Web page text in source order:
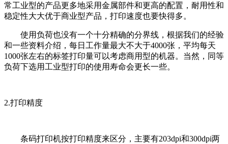
常工业型的产品更多地采用金属部件和更高的配置，耐用性和
稳定性大大优于商业型产品，打印速度也要快得多。
使用负荷也没有一个十分精确的分界线，根据我们的经验
和一些资料介绍，每日工作量最大不大于4000张，平均每天
1000张左右的标签打印量可以考虑商用型的机器。当然，同等
负荷下选用工业型打印的使用寿命会更长一些。
2.打印精度
条码打印机按打印精度来区分，主要有203dpi和300dpi两